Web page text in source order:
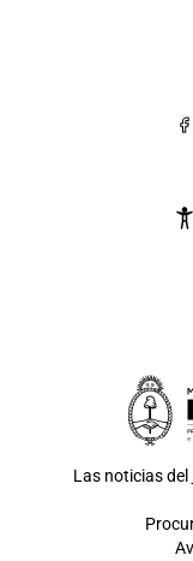
Las noticias del